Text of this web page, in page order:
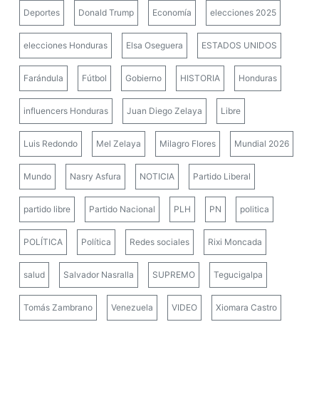
Deportes Donald Trump Economía elecciones 2025
elecciones Honduras Elsa Oseguera ESTADOS UNIDOS
Farándula Fútbol Gobierno HISTORIA Honduras
influencers Honduras Juan Diego Zelaya Libre
Luis Redondo Mel Zelaya Milagro Flores Mundial 2026
Mundo Nasry Asfura NOTICIA Partido Liberal
partido libre Partido Nacional PLH PN politica
POLÍTICA Política Redes sociales Rixi Moncada
salud Salvador Nasralla SUPREMO Tegucigalpa
Tomás Zambrano Venezuela VIDEO Xiomara Castro